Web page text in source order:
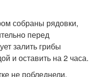
собраны рядовки,
перед
залить грибы
и оставить на 2 часа.
не побледнели,